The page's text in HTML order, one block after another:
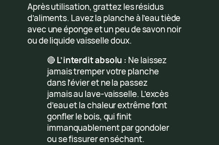
Après utilisation, grattez les résidus
d’aliments. Lavez la planche à l’eau tiède
avec une éponge et un peu de savon noir
ou de liquide vaisselle doux.
🔴 L’interdit absolu : Ne laissez
jamais tremper votre planche
dans l’évier et ne la passez
jamais au lave-vaisselle. L’excès
d’eau et la chaleur extrême font
gonfler le bois, qui finit
immanquablement par gondoler
ou se fissurer en séchant.